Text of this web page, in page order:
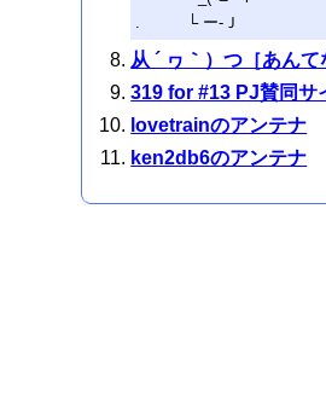
. └ ー-Ｊ
从 ´ ヮ｀）つ［あんて
319 for #13 PJ賛同サ
lovetrainのアンテナ
ken2db6のアンテナ